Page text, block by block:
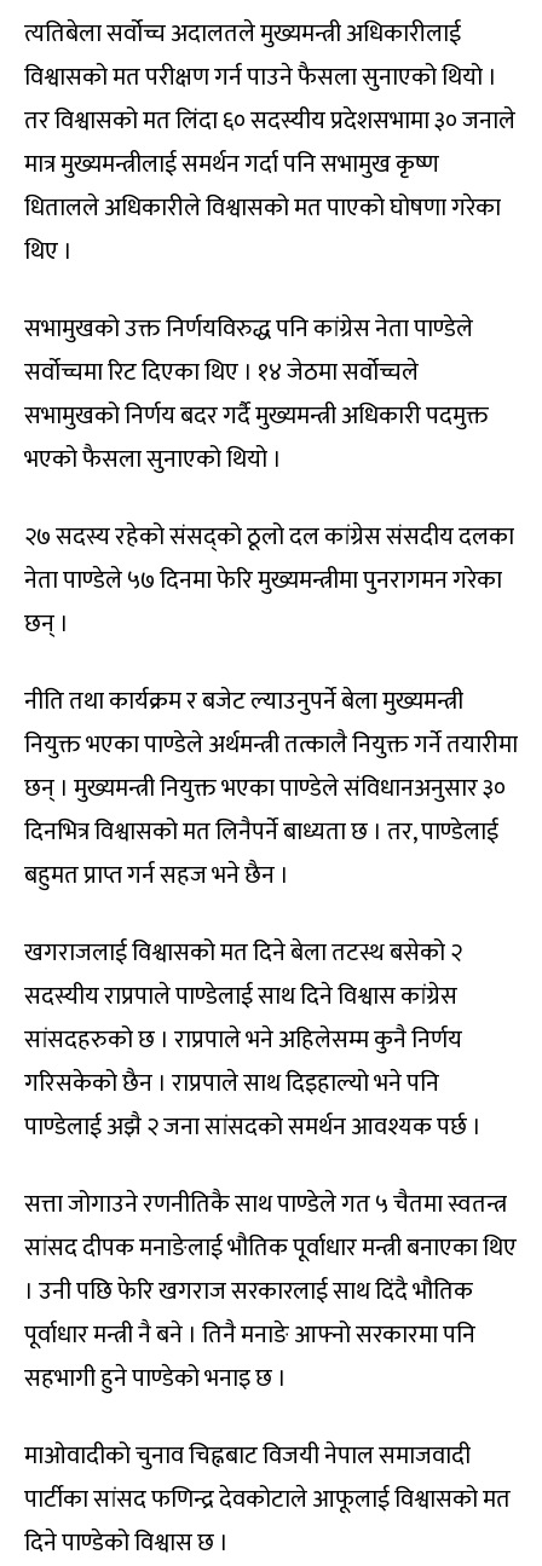
त्यतिबेला सर्वोच्च अदालतले मुख्यमन्त्री अधिकारीलाई
विश्वासको मत परीक्षण गर्न पाउने फैसला सुनाएको थियो ।
तर विश्वासको मत लि‌ंदा ६० सदस्यीय प्रदेशसभामा ३० जनाले
मात्र मुख्यमन्त्रीलाई समर्थन गर्दा पनि सभामुख कृष्ण
धितालले अधिकारीले विश्वासको मत पाएको घोषणा गरेका
थिए ।
सभामुखको उक्त निर्णयविरुद्ध पनि कांग्रेस नेता पाण्डेले
सर्वोच्चमा रिट दिएका थिए । १४ जेठमा सर्वोच्चले
सभामुखको निर्णय बदर गर्दै मुख्यमन्त्री अधिकारी पदमुक्त
भएको फैसला सुनाएको थियो ।
२७ सदस्य रहेको संसद्को ठूलो दल कांग्रेस संसदीय दलका
नेता पाण्डेले ५७ दिनमा फेरि मुख्यमन्त्रीमा पुनरागमन गरेका
छन् ।
नीति तथा कार्यक्रम र बजेट ल्याउनुपर्ने बेला मुख्यमन्त्री
नियुक्त भएका पाण्डेले अर्थमन्त्री तत्कालै नियुक्त गर्ने तयारीमा
छन् । मुख्यमन्त्री नियुक्त भएका पाण्डेले संविधानअनुसार ३०
दिनभित्र विश्वासको मत लिनैपर्ने बाध्यता छ । तर, पाण्डेलाई
बहुमत प्राप्त गर्न सहज भने छैन ।
खगराजलाई विश्वासको मत दिने बेला तटस्थ बसेको २
सदस्यीय राप्रपाले पाण्डेलाई साथ दिने विश्वास कांग्रेस
सांसदहरुको छ । राप्रपाले भने अहिलेसम्म कुनै निर्णय
गरिसकेको छैन । राप्रपाले साथ दिइहाल्यो भने पनि
पाण्डेलाई अझै २ जना सांसदको समर्थन आवश्यक पर्छ ।
सत्ता जोगाउने रणनीतिकै साथ पाण्डेले गत ५ चैतमा स्वतन्त्र
सांसद दीपक मनाङेलाई भौतिक पूर्वाधार मन्त्री बनाएका थिए
। उनी पछि फेरि खगराज सरकारलाई साथ दिंदै भौतिक
पूर्वाधार मन्त्री नै बने । तिनै मनाङे आफ्नो सरकारमा पनि
सहभागी हुने पाण्डेको भनाइ छ ।
माओवादीको चुनाव चिह्नबाट विजयी नेपाल समाजवादी
पार्टीका सांसद फणिन्द्र देवकोटाले आफूलाई विश्वासको मत
दिने पाण्डेको विश्वास छ ।